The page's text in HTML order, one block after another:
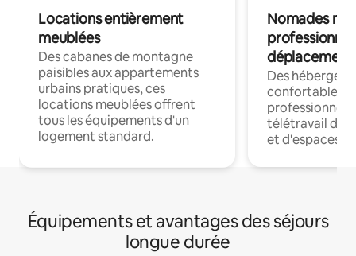
Locations entièrement
meublées
Des cabanes de montagne
paisibles aux appartements
urbains pratiques, ces
locations meublées offrent
tous les équipements d'un
logement standard.
Nomades
déplacement
Des
confortables
professionnels
télétravail
et d'espaces
Équipements et avantages des séjours
longue durée